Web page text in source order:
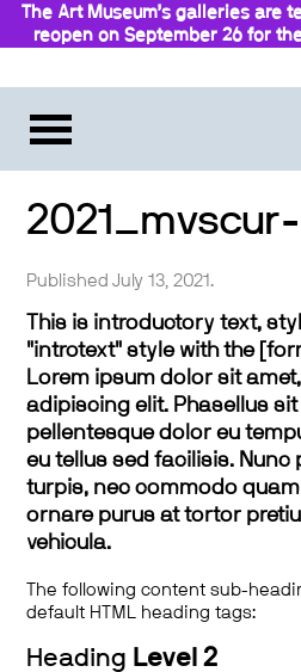
The Art Museum’s galleries are
reopen on September 26 for
Published July 13, 2021.
This is introductory text,
"introtext" style with the
Lorem ipsum dolor sit
adipiscing elit. Phasellus sit
pellentesque dolor eu
eu tellus sed facilisis. Nunc
turpis, nec commodo
ornare purus at tortor
vehicula.
The following content sub-
default HTML heading tags:
Heading Level 2